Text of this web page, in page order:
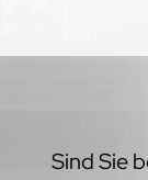
Sind Sie